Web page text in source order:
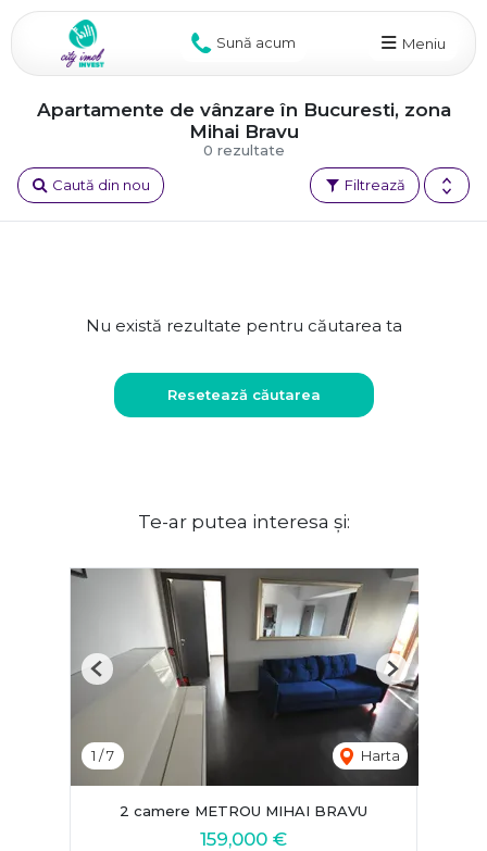
Sună acum Meniu
0 rezultate
Apartamente de vânzare în Bucuresti, zona
Mihai Bravu
Filtrează
Caută din nou
Nu există rezultate pentru căutarea ta
Resetează căutarea
Te-ar putea interesa și:
1 /7 Harta
Previous Next
2 camere METROU MIHAI BRAVU
159,000 €